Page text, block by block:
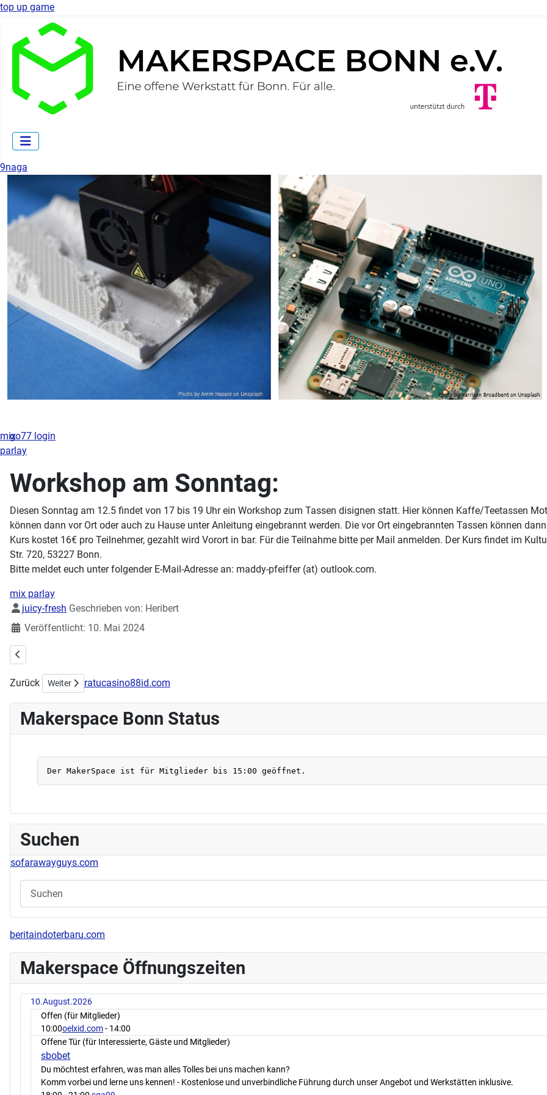
top up game
9naga
mix
parlay
Workshop am Sonntag:
Diesen Sonntag am 12.5 findet von 17 bis 19 Uhr ein Workshop zum Tassen disignen statt. Hier können Kaffe/Teetassen
können dann vor Ort oder auch zu Hause unter Anleitung eingebrannt werden. Die vor Ort eingebrannten Tassen können
Kurs kostet 16€ pro Teilnehmer, gezahlt wird Vorort in bar. Für die Teilnahme bitte per Mail anmelden. Der Kurs findet im
Str. 720, 53227 Bonn.
Bitte meldet euch unter folgender E-Mail-Adresse an: maddy-pfeiffer (at) outlook.com.
mix parlay
Details
juicy-fresh Geschrieben von: Heribert
Veröffentlicht: 10. Mai 2024
Vorheriger Beitrag: Stick- & Nähworkshop am 02.06.2024
Zurück Nächster Beitrag: Workshop am Sonntag: Shrinkplastik
Weiter ratucasino88id.com
go77 login
Makerspace Bonn Status
Suchen
sofarawayguys.com
beritaindoterbaru.com
Makerspace Öffnungszeiten
10.August.2026
Offen (für Mitglieder)
10:00oelxid.com- 14:00
Offene Tür (für Interessierte, Gäste und Mitglieder)
sbobet
Du möchtest erfahren, was man alles Tolles bei uns machen kann?
Komm vorbei und lerne uns kennen! - Kostenlose und unverbindliche Führung durch unser Angebot und Werkstätten inklusive.